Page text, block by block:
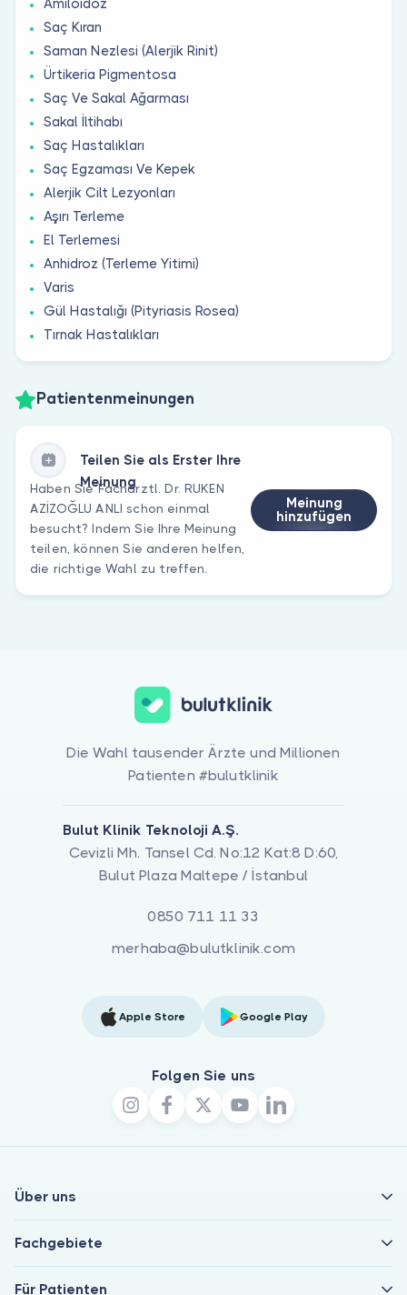
Saç Kıran
Saman Nezlesi (Alerjik Rinit)
Ürtikeria Pigmentosa
Saç Ve Sakal Ağarması
Sakal İltihabı
Saç Hastalıkları
Saç Egzaması Ve Kepek
Alerjik Cilt Lezyonları
Aşırı Terleme
El Terlemesi
Anhidroz (Terleme Yitimi)
Varis
Gül Hastalığı (Pityriasis Rosea)
Tırnak Hastalıkları
Patientenmeinungen
Teilen Sie als Erster Ihre
Meinung
Haben Sie Fachärztl. Dr. RUKEN
AZİZOĞLU ANLI schon einmal
besucht? Indem Sie Ihre Meinung
teilen, können Sie anderen helfen,
die richtige Wahl zu treffen.
Meinung
hinzufügen
Die Wahl tausender Ärzte und Millionen
Patienten #bulutklinik
Bulut Klinik Teknoloji A.Ş.
Cevizli Mh. Tansel Cd. No:12 Kat:8 D:60,
Bulut Plaza Maltepe / İstanbul
0850 711 11 33
merhaba@bulutklinik.com
Apple Store Google Play
Folgen Sie uns
Über uns
Fachgebiete
Für Patienten